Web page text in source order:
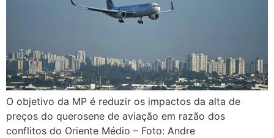
O objetivo da MP é reduzir os impactos da alta de
preços do querosene de aviação em razão dos
conflitos do Oriente Médio – Foto: Andre